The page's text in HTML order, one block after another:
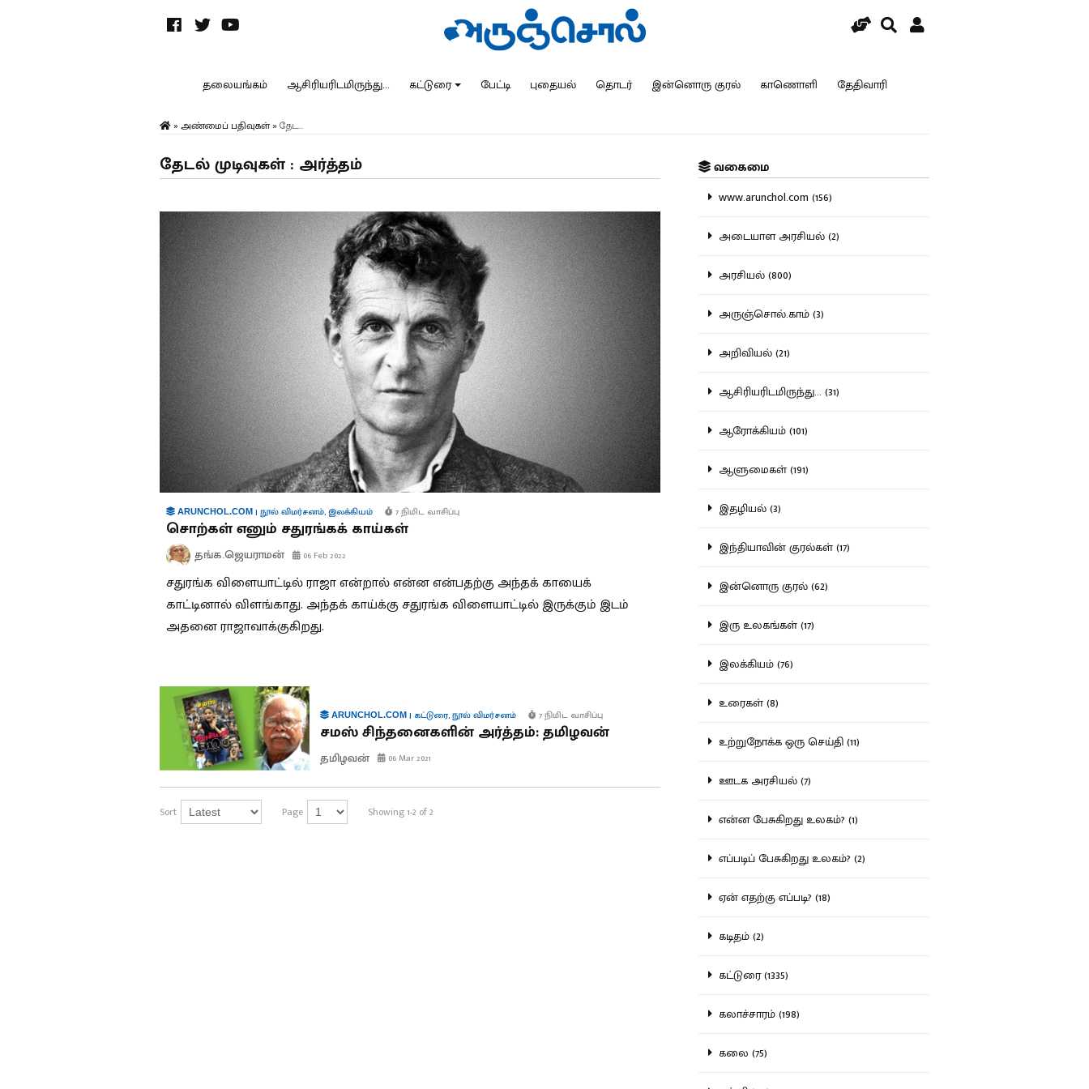
தலையங்கம் ஆசிரியரிடமிருந்து... கட்டுரை பேட்டி புதையல் தொடர் இன்னொரு குரல் காணொளி தேதிவாரி
» அண்மைப் பதிவுகள்» தேட...
தேடல் முடிவுகள் : அர்த்தம்
ARUNCHOL.COM | நூல் விமர்சனம், இலக்கியம் 7 நிமிட வாசிப்பு
சொற்கள் எனும் சதுரங்கக் காய்கள்
தங்க.ஜெயராமன் 06 Feb 2022
சதுரங்க விளையாட்டில் ராஜா என்றால் என்ன என்பதற்கு அந்தக் காயைக்
காட்டினால் விளங்காது. அந்தக் காய்க்கு சதுரங்க விளையாட்டில் இருக்கும் இடம்
அதனை ராஜாவாக்குகிறது.
ARUNCHOL.COM| கட்டுரை,நூல் விமர்சனம் 7 நிமிட வாசிப்பு
சமஸ் சிந்தனைகளின் அர்த்தம்: தமிழவன்
தமிழவன் 06 Mar 2021
Sort Page Showing 1-2 of 2
வகைமை
www.arunchol.com (156)
அடையாள அரசியல் (2)
அரசியல் (800)
அருஞ்சொல்.காம் (3)
அறிவியல் (21)
ஆசிரியரிடமிருந்து... (31)
ஆரோக்கியம் (101)
ஆளுமைகள் (191)
இதழியல் (3)
இந்தியாவின் குரல்கள் (17)
இன்னொரு குரல் (62)
இரு உலகங்கள் (17)
இலக்கியம் (76)
உரைகள் (8)
உற்றுநோக்க ஒரு செய்தி (11)
ஊடக அரசியல் (7)
என்ன பேசுகிறது உலகம்? (1)
எப்படிப் பேசுகிறது உலகம்? (2)
ஏன் எதற்கு எப்படி? (18)
கடிதம் (2)
கட்டுரை (1335)
கலாச்சாரம் (198)
கலை (75)